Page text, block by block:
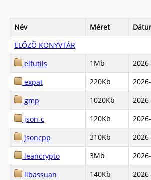
Név Méret
ELŐZŐ KÖNYVTÁR
elfutils
1Mb
expat
220Kb
gmp
1020Kb
json-c
120Kb
jsoncpp
310Kb
leancrypto
3Mb
libassuan
140Kb